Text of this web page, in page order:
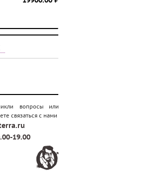
вопросы или
связаться с нами
19.00